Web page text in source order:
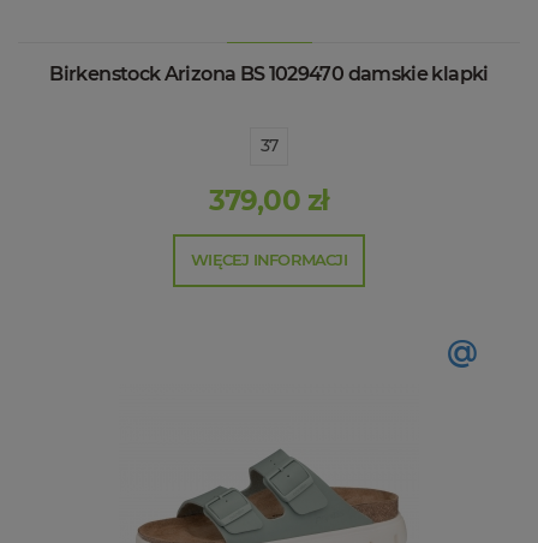
Birkenstock Arizona BS 1029470 damskie klapki
37
379,00 zł
WIĘCEJ INFORMACJI
@